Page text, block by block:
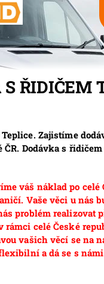
ŘIDIČEM
Zajistíme
Dodávka s
váš náklad po celé
Vaše věci u nás
problém realizovat
rámci celé České
vašich věcí se na
a dá se s